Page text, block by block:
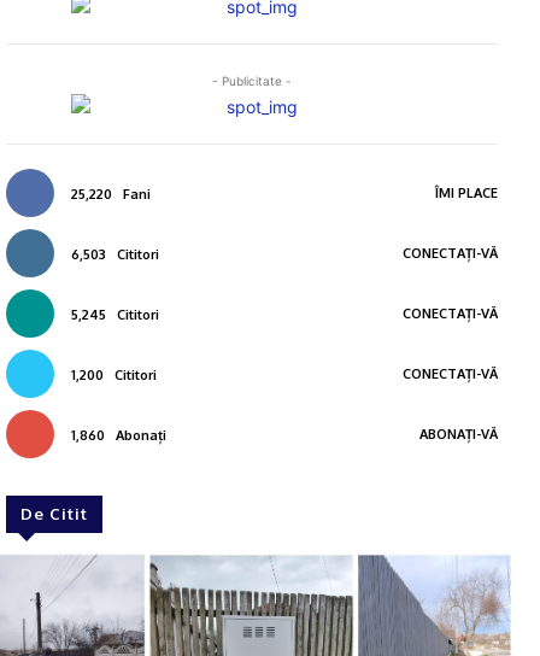
- Publicitate -
25,220 Fani ÎMI PLACE
6,503 Cititori CONECTAȚI-VĂ
5,245 Cititori CONECTAȚI-VĂ
1,200 Cititori CONECTAȚI-VĂ
1,860 Abonați ABONAȚI-VĂ
De Citit